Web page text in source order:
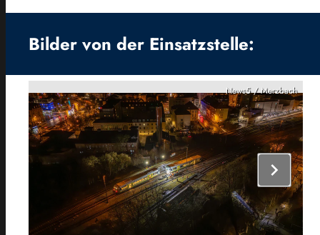
Bilder von der Einsatzstelle:
News5 / Merzbach
chevron_right